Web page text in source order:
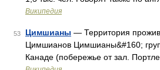
Википедия
53 Цимшианы — Территория
Цимшианов Цимшианы&#160;
Канаде (побережье от зал.